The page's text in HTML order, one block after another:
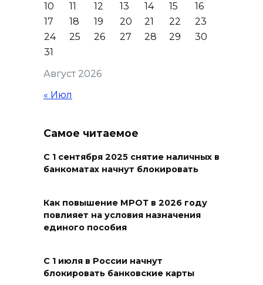
День памяти детей – жертв
войны в Донбассе: донские
учреждения культуры
молчания
09 августа 2026 16:13
Вылетела в кювет:
Целинском районе
Запах гари: в Левенцовке
горела трава
В Таганроге горел склад на
Август 2026
10
11 12 13 14 15
16
17
18 19 20 21 22
23
24
25 26 27 28 29
30
31
« Июл
Самое читаемое
С 1 сентября 2025 снятие наличных в
банкоматах начнут блокировать
Как повышение МРОТ в 2026 году
повлияет на условия назначения
единого пособия
С 1 июля в России начнут
блокировать банковские карты